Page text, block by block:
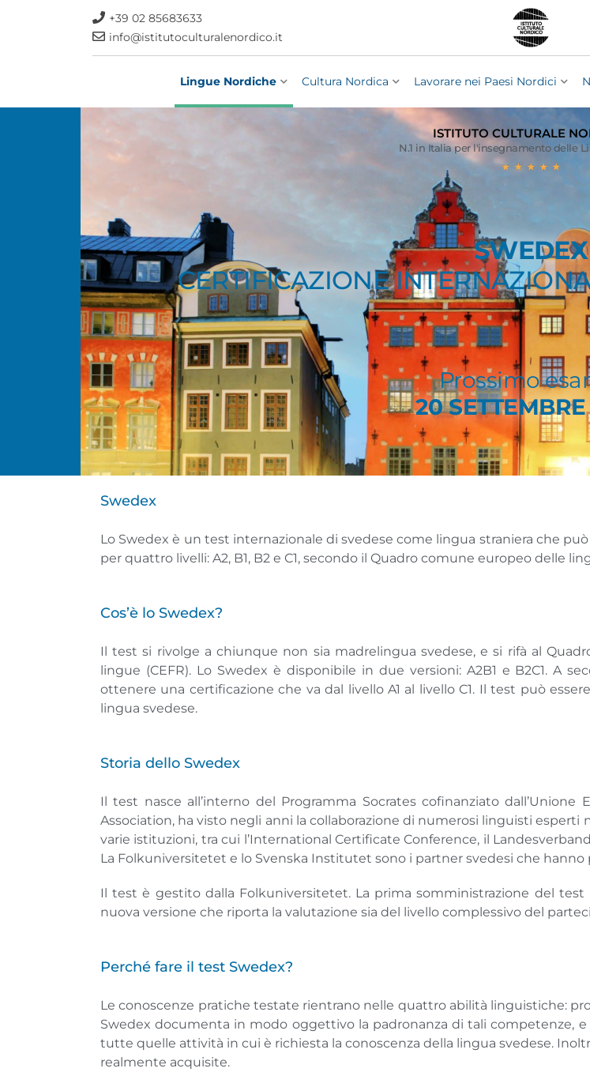
+39 02 85683633
info@istitutoculturalenordico.it
Lingue Nordiche Cultura Nordica Lavorare nei Paesi Nordici
ISTITUTO CULTURALE
N.1 in Italia per l'insegnamento delle
★ ★ ★ ★ ★
SWEDEX
CERTIFICAZIONE
Prossimo
20
Swedex
Lo Swedex è un test internazionale di svedese come lingua straniera che
per quattro livelli: A2, B1, B2 e C1, secondo il Quadro comune europeo delle
Cos’è lo Swedex?
Il test si rivolge a chiunque non sia madrelingua svedese, e si rifà al
lingue (CEFR). Lo Swedex è disponibile in due versioni: A2B1 e B2C1. A
ottenere una certificazione che va dal livello A1 al livello C1. Il test può
lingua svedese.
Storia dello Swedex
Il test nasce all’interno del Programma Socrates cofinanziato dall’Unione
Association, ha visto negli anni la collaborazione di numerosi linguisti
varie istituzioni, tra cui l’International Certificate Conference, il
La Folkuniversitetet e lo Svenska Institutet sono i partner svedesi che
Il test è gestito dalla Folkuniversitetet. La prima somministrazione del
nuova versione che riporta la valutazione sia del livello complessivo del
Perché fare il test Swedex?
Le conoscenze pratiche testate rientrano nelle quattro abilità linguistiche:
Swedex documenta in modo oggettivo la padronanza di tali competenze,
tutte quelle attività in cui è richiesta la conoscenza della lingua svedese.
realmente acquisite.